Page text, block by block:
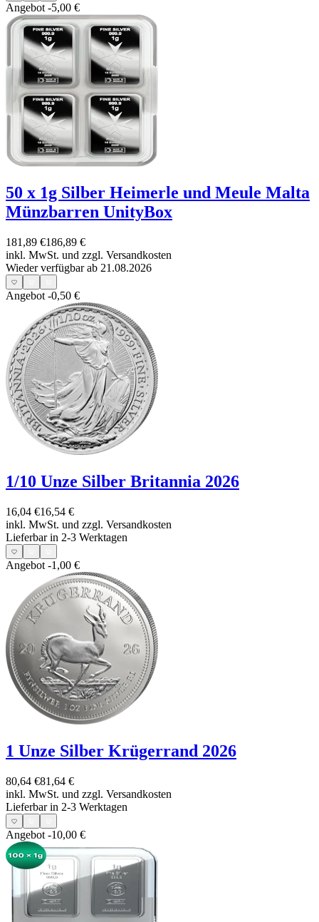
Angebot -5,00 €
50 x 1g Silber Heimerle und Meule Malta
Münzbarren UnityBox
181,89 €186,89 €
inkl. MwSt. und zzgl. Versandkosten
Wieder verfügbar ab 21.08.2026
Angebot -0,50 €
1/10 Unze Silber Britannia 2026
16,04 €16,54 €
inkl. MwSt. und zzgl. Versandkosten
Lieferbar in 2-3 Werktagen
Angebot -1,00 €
1 Unze Silber Krügerrand 2026
80,64 €81,64 €
inkl. MwSt. und zzgl. Versandkosten
Lieferbar in 2-3 Werktagen
Angebot -10,00 €